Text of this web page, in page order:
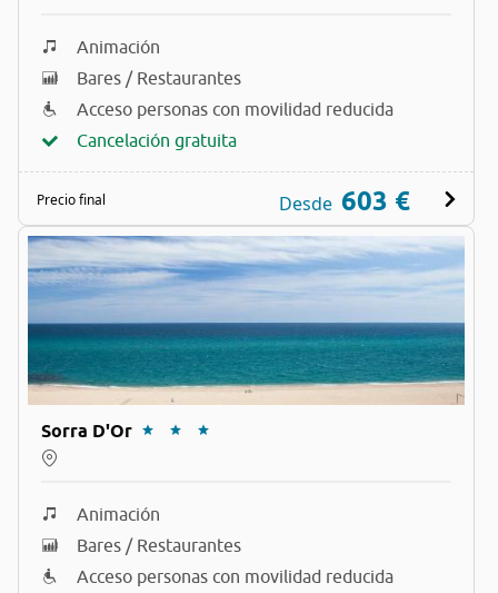
Animación
Bares / Restaurantes
Acceso personas con movilidad reducida
Cancelación gratuita
Precio final Desde 603 €
Sorra D'Or
Animación
Bares / Restaurantes
Acceso personas con movilidad reducida